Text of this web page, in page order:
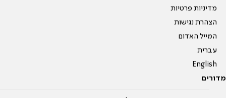
מדיניות פרטיות
הצהרת נגישות
המייל האדום
עברית
English
מדורים